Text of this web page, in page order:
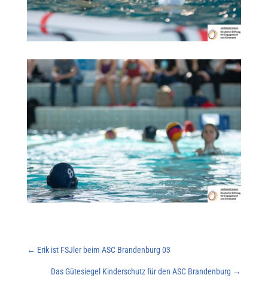
← Erik ist FSJler beim ASC Brandenburg 03
Das Gütesiegel Kinderschutz für den ASC Brandenburg →